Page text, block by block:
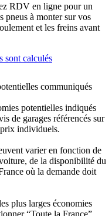
RDV en ligne pour un
pneus à monter sur vos
et les freins avant
sont calculés
communiqués
potentielles indiqués
de garages référencés sur
individuels.
varier en fonction de
de la disponibilité du
où la demande doit
plus larges économies
“Toute la France”